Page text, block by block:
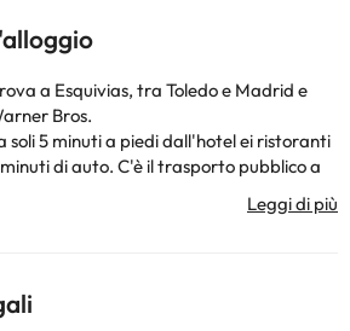
a Esquivias, tra Toledo e Madrid e
Bros.
soli 5 minuti a piedi dall'hotel ei ristoranti
di auto. C'è il trasporto pubblico a
città di Illescas si trova a 7 km di distanza,
degli autobus e dei treni a 18 km,
si trova a 35 minuti di auto dall'hotel.
Barajas di Madrid ( MAD ) dista 50